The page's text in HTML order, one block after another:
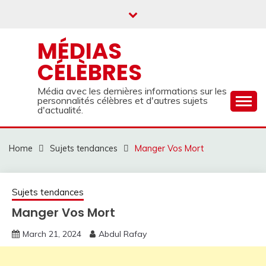
MÉDIAS
CÉLÈBRES
Média avec les dernières informations sur les
personnalités célèbres et d'autres sujets
d'actualité.
Home Sujets tendances Manger Vos Mort
Sujets tendances
Manger Vos Mort
March 21, 2024 Abdul Rafay